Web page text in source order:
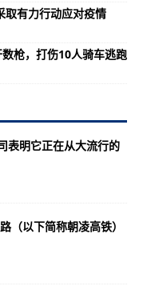
取有力行动应对疫情
枪，打伤10人骑车逃跑
表明它正在从大流行的
（以下简称朝凌高铁）